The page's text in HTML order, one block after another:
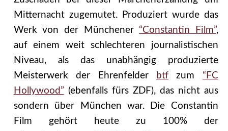
Mitternacht zugemutet. Produziert wurde das
Werk von der Münchener “Constantin Film”,
auf einem weit schlechteren journalistischen
Niveau, als das unabhängig produzierte
Meisterwerk der Ehrenfelder
btfzum “FC
Hollywood” (ebenfalls fürs ZDF), das nicht aus
sondern über München war. Die Constantin
Film gehört heute zu 100% der